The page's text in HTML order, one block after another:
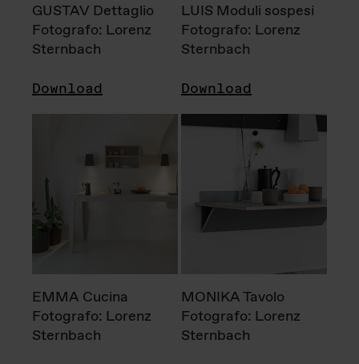
GUSTAV Dettaglio
Fotografo: Lorenz
Sternbach
Download
LUIS Moduli sospesi
Fotografo: Lorenz
Sternbach
Download
EMMA Cucina
Fotografo: Lorenz
Sternbach
MONIKA Tavolo
Fotografo: Lorenz
Sternbach